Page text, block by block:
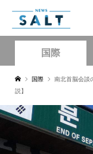
国際
国際
南北首脳会談
説】